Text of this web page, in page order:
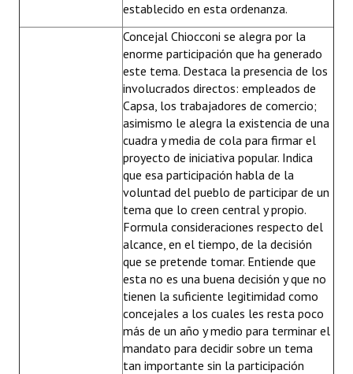
establecido en esta ordenanza.
Concejal Chiocconi se alegra por la
enorme participación que ha generado
este tema. Destaca la presencia de los
involucrados directos: empleados de
Capsa, los trabajadores de comercio;
asimismo le alegra la existencia de una
cuadra y media de cola para firmar el
proyecto de iniciativa popular. Indica
que esa participación habla de la
voluntad del pueblo de participar de un
tema que lo creen central y propio.
Formula consideraciones respecto del
alcance, en el tiempo, de la decisión
que se pretende tomar. Entiende que
esta no es una buena decisión y que no
tienen la suficiente legitimidad como
concejales a los cuales les resta poco
más de un año y medio para terminar el
mandato para decidir sobre un tema
tan importante sin la participación